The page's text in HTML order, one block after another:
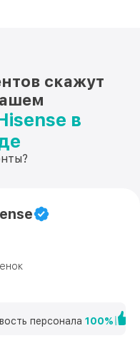
скажут
в
персонала 100%